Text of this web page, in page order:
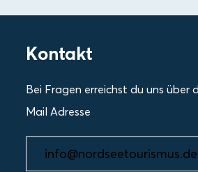
Kontakt
Bei Fragen erreichst du uns über
Mail Adresse
info@nordseetourismus.de